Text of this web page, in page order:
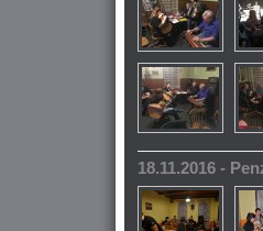
18.11.2016 -